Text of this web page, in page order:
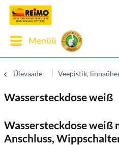
Menüü
Ülevaade Veepistik,
Wassersteckdose weiß
Wassersteckdose weiß
Anschluss,